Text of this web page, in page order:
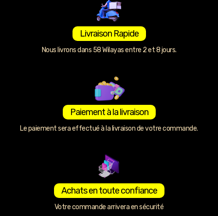
Livraison Rapide
Nous livrons dans 58 Wilayas entre 2 et 8 jours.
Paiement à la livraison
Le paiement sera effectué à la livraison de votre commande.
Achats en toute confiance
Votre commande arrivera en sécurité